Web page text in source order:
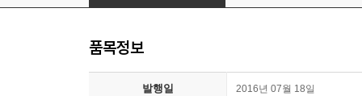
품목정보
발행일 2016년 07월 18일